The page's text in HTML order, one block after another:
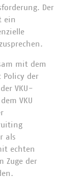
Der
ein
mit dem
Policy der
VKU-
VKU
als
echten
Zuge der